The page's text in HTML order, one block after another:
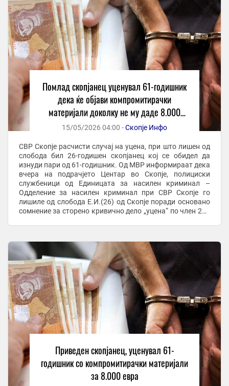
Помлад скопјанец уценувал 61-годишник
дека ќе објави компромитирачки
материјали доколку не му даде 8.000
евра - полицијата го уапсила
15/05/2026 04:00 -Скопје Инфо
СВР Скопје расчисти случај на уцена, при што лишен од
слобода бил 26-годишен скопјанец кој се обидел да
изнуди пари од 61-годишник. Од МВР информираат дека
вчера на подрачјето Центар во Скопје, полициски
службеници од Единицата за насилен криминал –
Одделение за насилен криминал при СВР Скопје го
лишиле од слобода Е.И.(26) од Скопје поради основано
сомнение за сторено кривично дело „уцена“ по член 259
Приведен скопјанец, уценувал 61-
годишник со компромитирачки материјали
за 8.000 евра